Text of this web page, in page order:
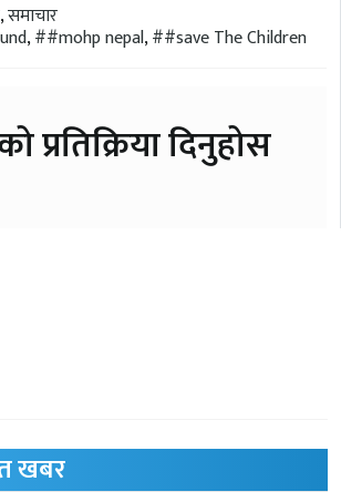
,समाचार
,##mohp nepal,##save The Children
प्रतिक्रिया दिनुहोस
खबर